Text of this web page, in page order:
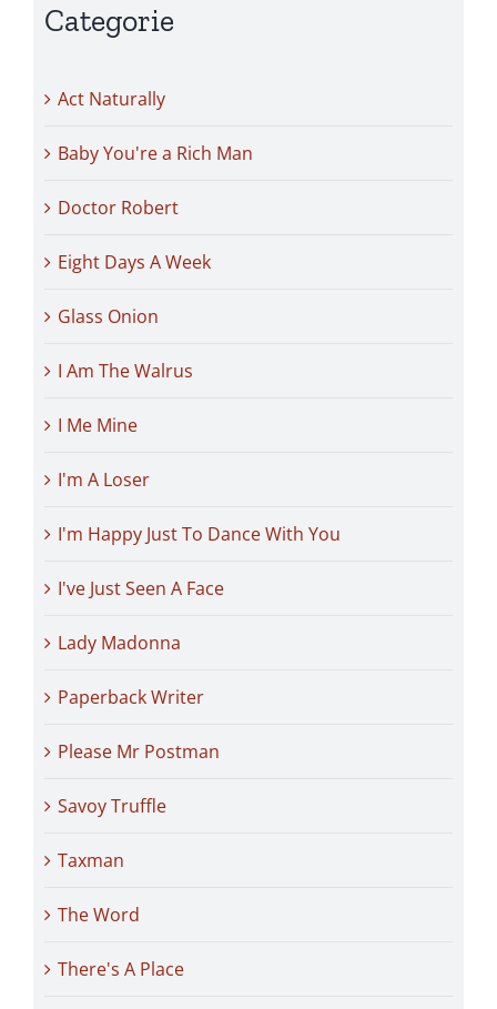
Categorie
Act Naturally
Baby You're a Rich Man
Doctor Robert
Eight Days A Week
Glass Onion
I Am The Walrus
I Me Mine
I'm A Loser
I'm Happy Just To Dance With You
I've Just Seen A Face
Lady Madonna
Paperback Writer
Please Mr Postman
Savoy Truffle
Taxman
The Word
There's A Place